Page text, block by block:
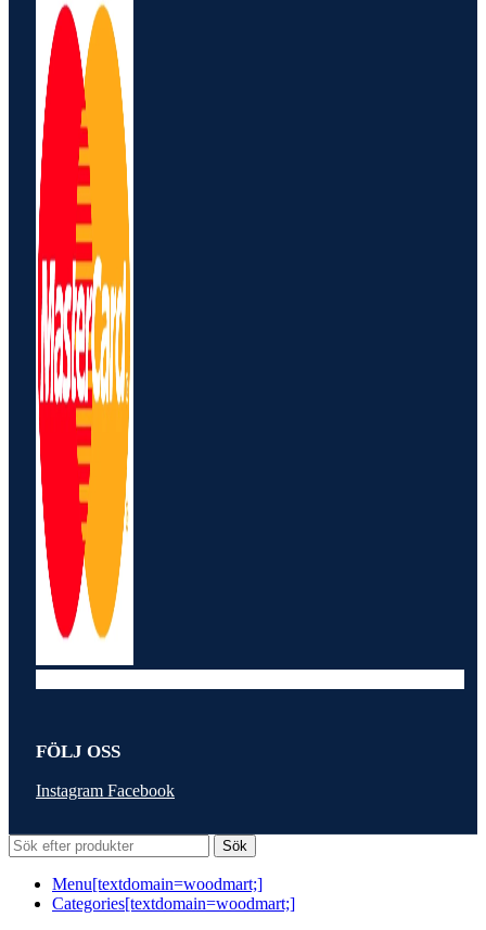
FÖLJ OSS
Instagram Facebook
Sök
Menu[textdomain=woodmart;]
Categories[textdomain=woodmart;]